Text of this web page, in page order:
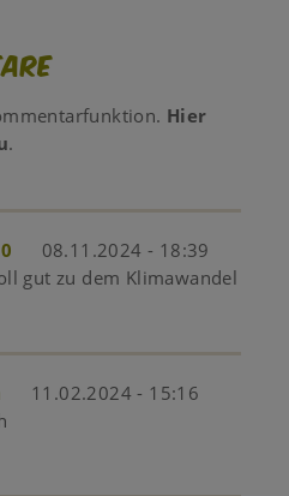
Hier
.
08.11.2024 - 18:39
gut zu dem Klimawandel
11.02.2024 - 15:16